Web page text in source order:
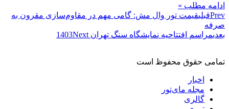
ادامه مطلب »
Prevقبلیقیمت تور وال مش: گامی مهم در مقاوم‌سازی مقرون به
صرفه
بعدیمراسم افتتاحیه نمایشگاه سنگ تهران 1403 Next
تمامی حقوق محفوظ است
اخبار
مجله مای‌تور
گالری